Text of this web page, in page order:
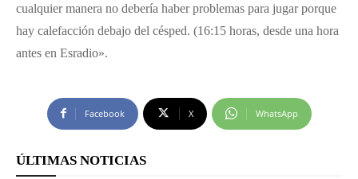
cualquier manera no debería haber problemas para jugar porque
hay calefacción debajo del césped. (16:15 horas, desde una hora
antes en Esradio».
Facebook X WhatsApp
ÚLTIMAS NOTICIAS